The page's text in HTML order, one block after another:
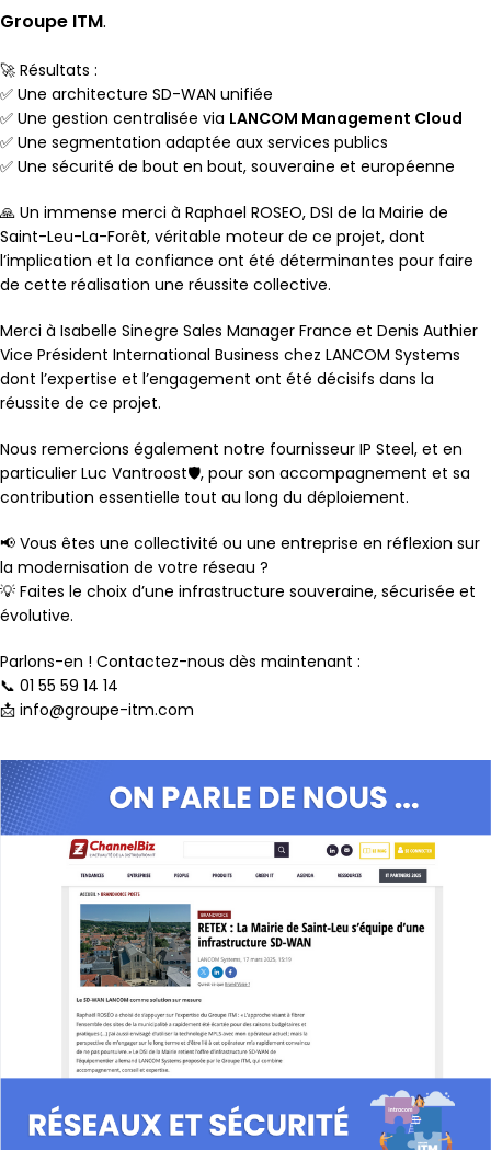
Groupe ITM.
🚀 Résultats :
✅ Une architecture SD-WAN unifiée
✅ Une gestion centralisée via LANCOM Management Cloud
✅ Une segmentation adaptée aux services publics
✅ Une sécurité de bout en bout, souveraine et européenne
🙏 Un immense merci à Raphael ROSEO, DSI de la Mairie de
Saint-Leu-La-Forêt, véritable moteur de ce projet, dont
l’implication et la confiance ont été déterminantes pour faire
de cette réalisation une réussite collective.
Merci à Isabelle Sinegre Sales Manager France et Denis Authier
Vice Président International Business chez LANCOM Systems
dont l’expertise et l’engagement ont été décisifs dans la
réussite de ce projet.
Nous remercions également notre fournisseur IP Steel, et en
particulier Luc Vantroost🛡, pour son accompagnement et sa
contribution essentielle tout au long du déploiement.
📢 Vous êtes une collectivité ou une entreprise en réflexion sur
la modernisation de votre réseau ?
💡 Faites le choix d’une infrastructure souveraine, sécurisée et
évolutive.
Parlons-en ! Contactez-nous dès maintenant :
📞 01 55 59 14 14
📩 info@groupe-itm.com